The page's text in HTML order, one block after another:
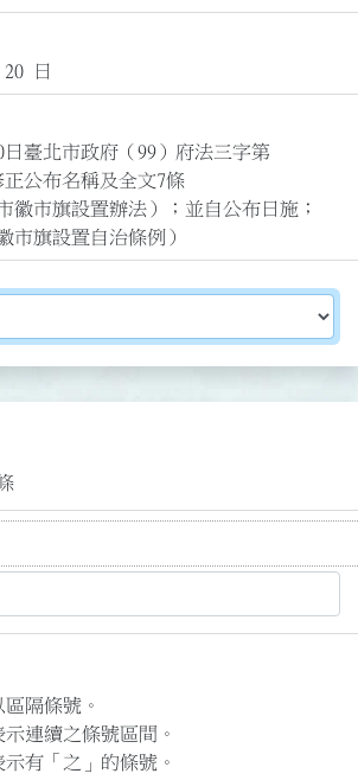
日
日臺北市政府（99）府法三字第
正公布名稱及全文7條
徽市旗設置辦法）；並自公布日施；
市旗設置自治條例）
容
隔條號。
連續之條號區間。
有「之」的條號。